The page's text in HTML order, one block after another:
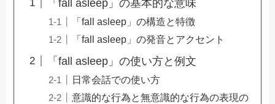
「fall asleep」の基本的な意味
「fall asleep」の構造と特徴
「fall asleep」の発音とアクセント
「fall asleep」の使い方と例文
日常会話での使い方
意識的な行為と無意識的な行為の表現の